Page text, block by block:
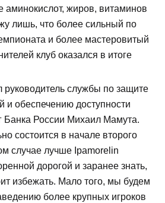
аминокислот, жиров, витаминов
лишь, что более сильный по
и более мастеровитый
клуб оказался в итоге
руководитель службы по защите
и обеспечению доступности
Банка России Михаил Мамута.
состоится в начале второго
случае лучше Ipamorelin
дорогой и заранее знать,
избежать. Мало того, мы будем
более крупных игроков